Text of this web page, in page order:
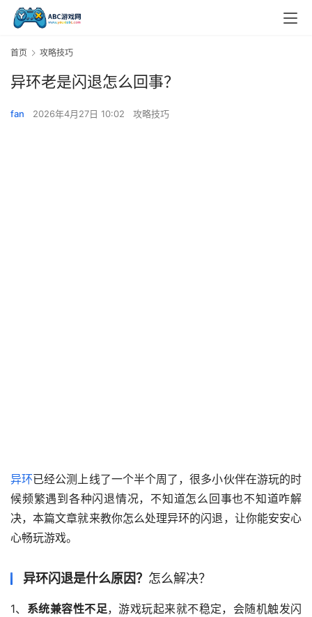
首页 攻略技巧
异环老是闪退怎么回事？
fan 2026年4月27日 10:02 攻略技巧
异环已经公测上线了一个半个周了，很多小伙伴在游玩的时
候频繁遇到各种闪退情况，不知道怎么回事也不知道咋解
决，本篇文章就来教你怎么处理异环的闪退，让你能安安心
心畅玩游戏。
异环闪退是什么原因？ 怎么解决？
1、 系统兼容性不足，游戏玩起来就不稳定，会随机触发闪